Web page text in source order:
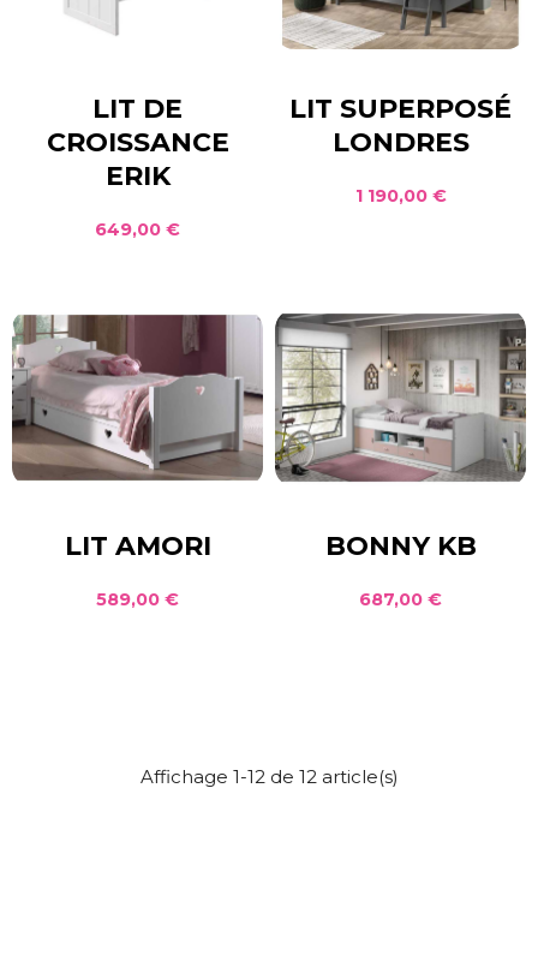
LIT DE
CROISSANCE
ERIK
649,00 €
LIT SUPERPOSÉ
LONDRES
1 190,00 €
LIT AMORI
589,00 €
BONNY KB
687,00 €
Affichage 1-12 de 12 article(s)